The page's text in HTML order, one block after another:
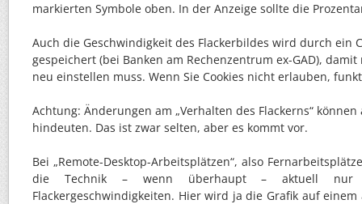
markierten Symbole oben. In der Anzeige sollte die
Auch die Geschwindigkeit des Flackerbildes wird durch ein
gespeichert (bei Banken am Rechenzentrum ex-GAD),
neu einstellen muss. Wenn Sie Cookies nicht erlauben,
Achtung: Änderungen am „Verhalten des Flackerns“
hindeuten. Das ist zwar selten, aber es kommt vor.
Bei „Remote-Desktop-Arbeitsplätzen“, also
die Technik – wenn überhaupt – aktuell nur
Flackergeschwindigkeiten. Hier wird ja die Grafik auf